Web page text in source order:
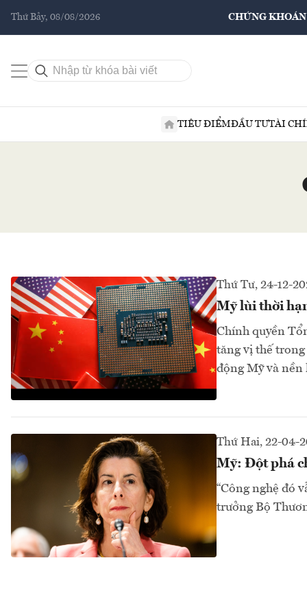
Thứ Bảy, 08/08/2026 CHỨNG KHOÁN
TIÊU ĐIỂMĐẦU TƯTÀI
Thứ Tư, 24-12-
Mỹ lùi thời
Chính quyền
tăng vị thế trong
động Mỹ và
Thứ Hai, 22-04-
Mỹ: Đột phá
“Công nghệ đó
trưởng Bộ